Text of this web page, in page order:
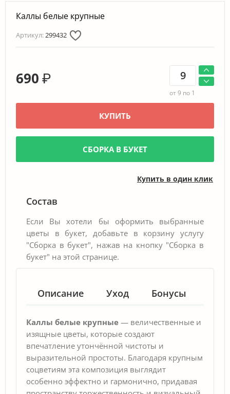
Каллы белые крупные
Артикул: 299432
690 ₽
от 9 по 1
КУПИТЬ
СБОРКА В БУКЕТ
Купить в один клик
Состав
Если Вы хотели бы оформить выбранные
цветы в букет, добавьте в корзину услугу
"Сборка в букет", нажав на кнопку "Сборка в
букет" на этой странице.
Описание Уход Бонусы
Каллы белые крупные — величественные и
изящные цветы, которые создают
впечатление утончённой чистоты и
выразительной простоты. Благодаря крупным
соцветиям эта композиция выглядит
особенно эффектно и гармонично, придавая